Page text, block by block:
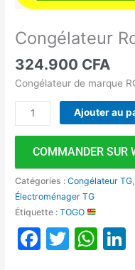
Congélateur
324.900 CFA
Congélateur de marque
Ajouter au
COMMANDER SUR
Catégories :Congélateur TG
Électroménager TG
Étiquette :TOGO
Facebook
Twitter